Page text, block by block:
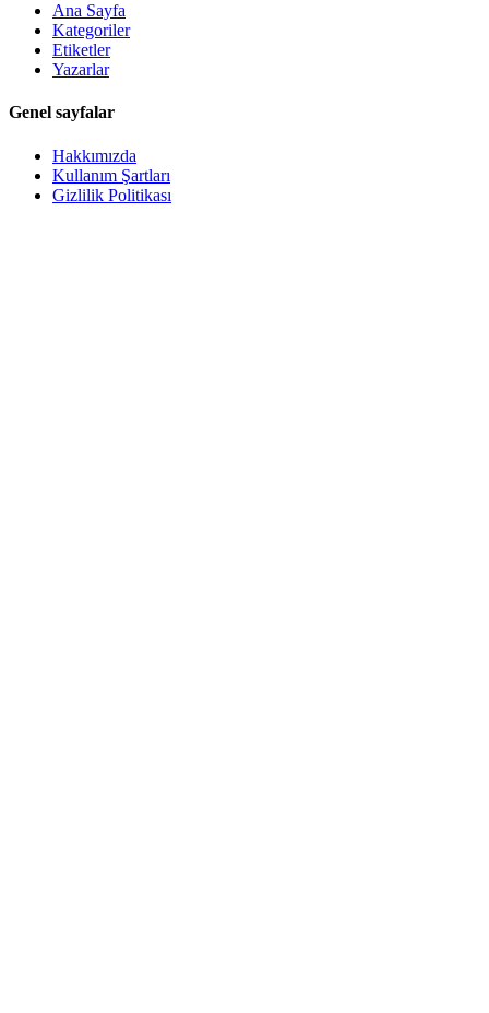
Ana Sayfa
Kategoriler
Etiketler
Yazarlar
Genel sayfalar
Hakkımızda
Kullanım Şartları
Gizlilik Politikası